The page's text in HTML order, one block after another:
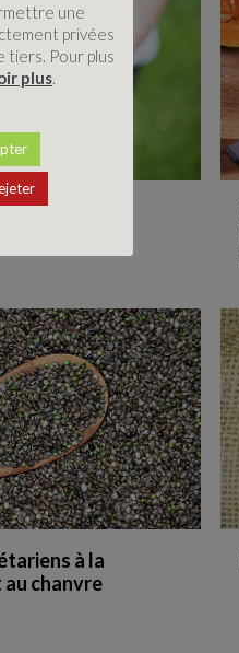
à la
chanvre
une
privées
tiers. Pour plus
plus.